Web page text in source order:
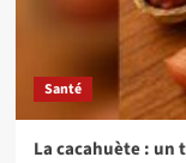
Santé
La cacahuète :